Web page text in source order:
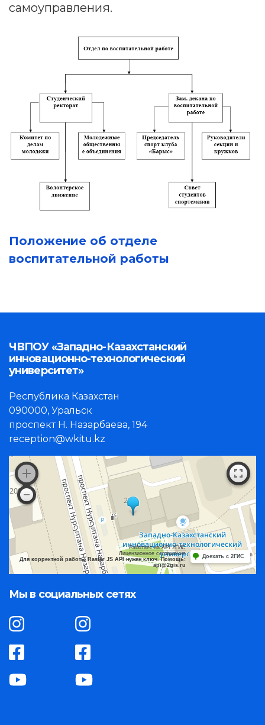
самоуправления.
Положение об отделе
воспитательной работы
ЧВПОУ «Западно-Казахстанский
инновационно-технологический
университет»
Республика Казахстан
090000, Уральск
проспект Н. Назарбаева, 194
reception@wkitu.kz
Работает на API 2ГИС
Лицензионное соглашение
Для корректной работы Raster JS API нужен ключ. Помощь:
api@2gis.ru
Доехать с 2ГИС
Мы в социальных сетях